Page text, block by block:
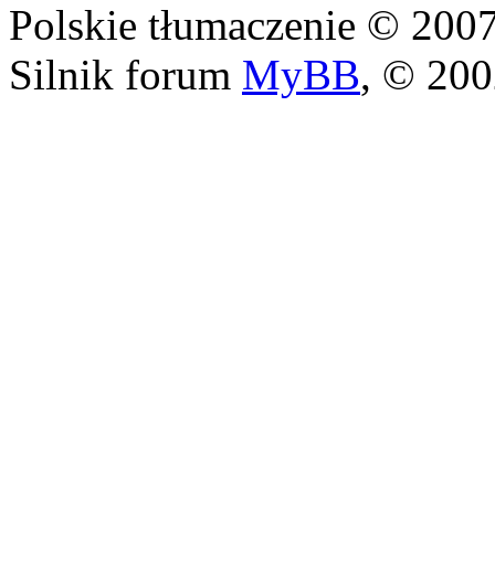
Polskie tłumaczenie ©
Silnik forum MyBB, ©